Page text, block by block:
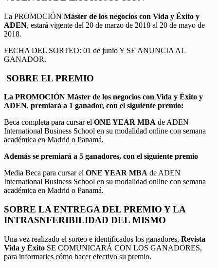
La PROMOCIÓN Máster de los negocios con Vida y Éxito y
ADEN, estará vigente del 20 de marzo de 2018 al 20 de mayo de
2018.
FECHA DEL SORTEO: 01 de junio Y SE ANUNCIA AL
GANADOR.
SOBRE EL PREMIO
La PROMOCIÓN Máster de los negocios con Vida y Éxito y
ADEN, premiará a 1 ganador, con el siguiente premio:
Beca completa para cursar el ONE YEAR MBA de ADEN
International Business School en su modalidad online con semana
académica en Madrid o Panamá.
Además se premiará a 5 ganadores, con el siguiente premio
Media Beca para cursar el ONE YEAR MBA de ADEN
International Business School en su modalidad online con semana
académica en Madrid o Panamá.
SOBRE LA ENTREGA DEL PREMIO Y LA
INTRASNFERIBILIDAD DEL MISMO
Una vez realizado el sorteo e identificados los ganadores, Revista
Vida y Éxito SE COMUNICARÁ CON LOS GANADORES,
para informarles cómo hacer efectivo su premio.